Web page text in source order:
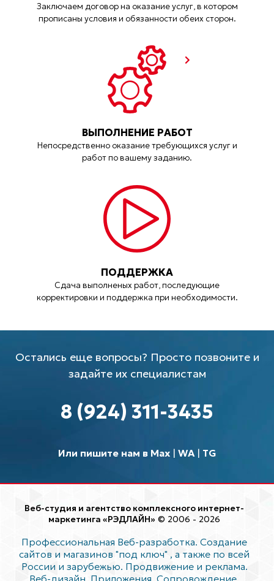
Заключаем договор на оказание услуг, в котором
прописаны условия и обязанности обеих сторон.
ВЫПОЛНЕНИЕ РАБОТ
Непосредственно оказание требующихся услуг и
работ по вашему заданию.
ПОДДЕРЖКА
Сдача выполненых работ, последующие
корректировки и поддержка при необходимости.
Остались еще вопросы? Просто позвоните и
задайте их специалистам
8 (924) 311-3435
Или пишите нам в Max| WA| TG
Веб-студия и агентство комплексного интернет-
маркетинга «РЭДЛАЙН» © 2006 - 2026
Профессиональная Веб-разработка. Создание
сайтов и магазинов "под ключ" , а также по всей
России и зарубежью. Продвижение и реклама.